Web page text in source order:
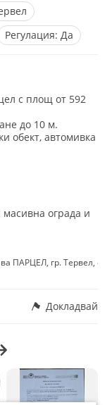
Регулация: Да
с площ от 592
до 10 м.
обект, автомивка
ограда и
ПАРЦЕЛ, гр. Тервел,
Докладвай